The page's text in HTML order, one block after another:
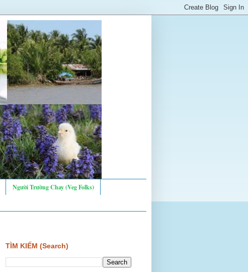
Người Trường Chay (Veg Folks)
TÌM KIẾM (Search)